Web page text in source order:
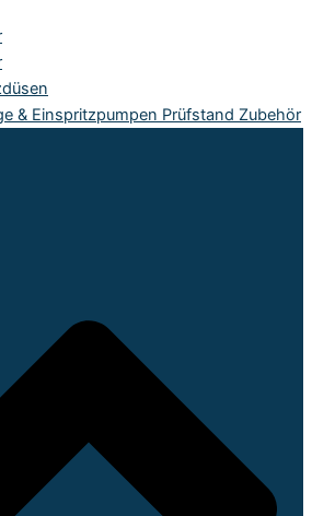
& Einspritzpumpen Prüfstand Zubehör